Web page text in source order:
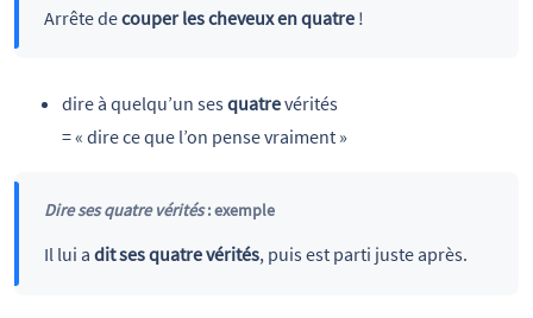
Arrête decouper les cheveux en quatre !
dire à quelqu’un sesquatrevérités
= « dire ce que l’on pense vraiment »
Dire ses quatre vérités: exemple
Il lui a dit ses quatre vérités, puis est parti juste après.